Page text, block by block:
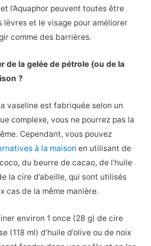
l’Aquaphor peuvent toutes être
lèvres et le visage pour améliorer
comme des barrières.
de la gelée de pétrole (ou de la
?
vaseline est fabriquée selon un
complexe, vous ne pourrez pas la
Cependant, vous pouvez
à la maison en utilisant de
du beurre de cacao, de l’huile
la cire d’abeille, qui sont utilisés
cas de la même manière.
environ 1 once (28 g) de cire
(118 ml) d’huile d’olive ou de noix